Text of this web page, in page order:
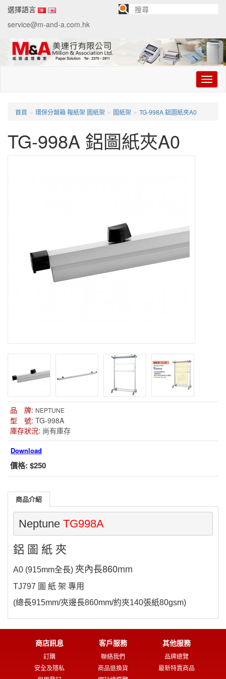
選擇語言
service@m-and-a.com.hk
切
换
首頁 » 環保分類箱 報紙架 圖紙架 » 圖紙架 » TG-998A 鋁圖紙夾A0
TG-998A 鋁圖紙夾A0
品 牌: NEPTUNE
型 號: TG-998A
庫存狀況: 尚有庫存
Download
價格: $250
商品介紹
Neptune TG998A
鋁 圖 紙 夾
A0 (915mm全長) 夾內長860mm
TJ797 圖 紙 架 專用
(總長915mm/夾邊長860mm/約夾140張紙80gsm)
商店訊息
訂購
安全及隱私
客戶服務
聯絡我們
商品退換貨
其他服務
品牌總覽
最新特賣商品